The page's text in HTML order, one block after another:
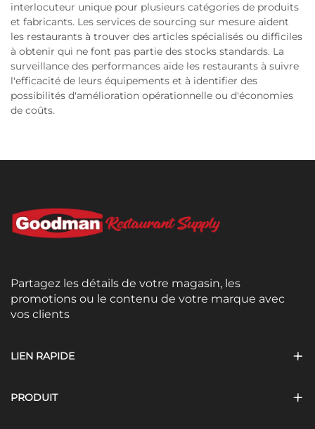
interlocuteur unique pour plusieurs catégories de produits
et fabricants. Les services de sourcing sur mesure aident
les restaurants à trouver des articles spécialisés ou difficiles
à obtenir qui ne font pas partie des stocks standards. La
surveillance des performances aide les restaurants à suivre
l'efficacité de leurs équipements et à identifier des
possibilités d'amélioration opérationnelle ou d'économies
de coûts.
Partagez les détails de votre magasin, les
promotions ou le contenu de votre marque avec
vos clients
LIEN RAPIDE
PRODUIT